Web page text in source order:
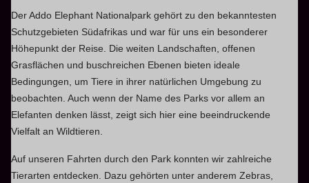
Der Addo Elephant Nationalpark gehört zu den bekanntesten
Schutzgebieten Südafrikas und war für uns ein besonderer
Höhepunkt der Reise. Die weiten Landschaften, offenen
Grasflächen und buschreichen Ebenen bieten ideale
Bedingungen, um Tiere in ihrer natürlichen Umgebung zu
beobachten. Auch wenn der Name des Parks vor allem an
Elefanten denken lässt, zeigt sich hier eine beeindruckende
Vielfalt an Wildtieren.
Auf unseren Fahrten durch den Park konnten wir zahlreiche
Tierarten entdecken. Dazu gehörten unter anderem Zebras,